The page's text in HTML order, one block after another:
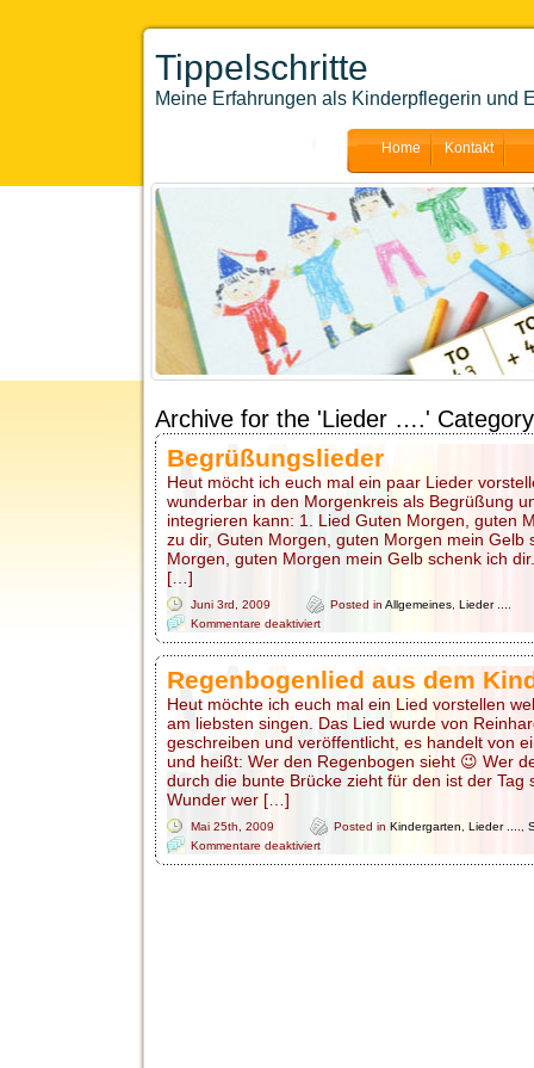
Tippelschritte
Meine Erfahrungen als Kinderpflegerin und
Home Kontakt
Archive for the 'Lieder ….' Category
Begrüßungslieder
Heut möcht ich euch mal ein paar Lieder
wunderbar in den Morgenkreis als Begrüßung
integrieren kann: 1. Lied Guten Morgen, guten
zu dir, Guten Morgen, guten Morgen mein Gelb
Morgen, guten Morgen mein Gelb schenk ich
[…]
Juni 3rd, 2009 Posted in Allgemeines Lieder ....
Kommentare deaktiviertfür
Regenbogenlied aus dem
Heut möchte ich euch mal ein Lied vorstellen
am liebsten singen. Das Lied wurde von
geschreiben und veröffentlicht, es handelt von
und heißt: Wer den Regenbogen sieht 😉 Wer
durch die bunte Brücke zieht für den ist der Tag
Wunder wer […]
Mai 25th, 2009 Posted in Kindergarten Lieder ....
Kommentare deaktiviertfür